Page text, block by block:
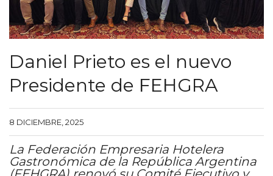
Daniel Prieto es el nuevo
Presidente de FEHGRA
8 DICIEMBRE, 2025
La Federación Empresaria Hotelera
Gastronómica de la República Argentina